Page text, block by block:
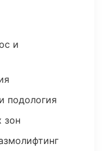
и
подология
зон